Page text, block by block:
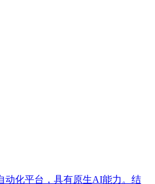
动化平台，具有原生AI能力。结